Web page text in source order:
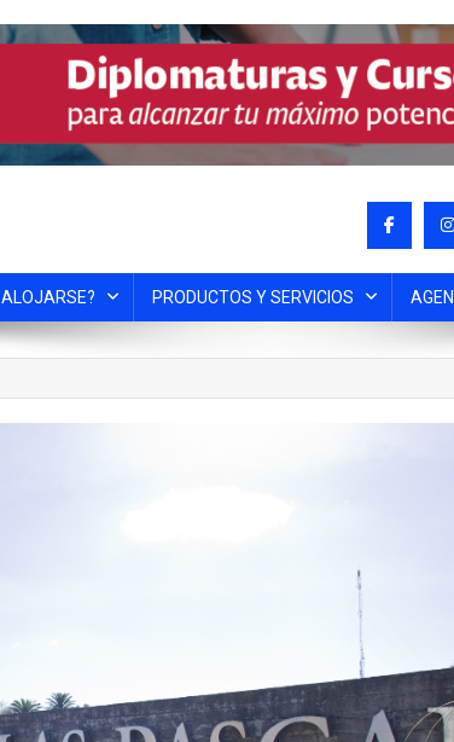
ALOJARSE? PRODUCTOS Y SERVICIOS